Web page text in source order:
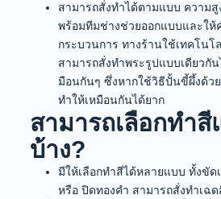
สามารถสั่งทำได้ตามแบบ ความ
พร้อมทีมช่างช่วยออกแบบและให้
กระบวนการ ทางร้านใช้เทคโนโ
สามารถสั่งทำพระรูปแบบเดียวกั
มือนกันๆ ซึ่งหากใช้วิธีปั้นขี้ผึ้งด้ว
ทำให้เหมือนกันได้ยาก
สามารถเลือกทำ
บ้าง?
มีให้เลือกทำสีได้หลายแบบ ทั้งขัด
หรือ ปิดทองคำ สามารถสั่งทำเฉ